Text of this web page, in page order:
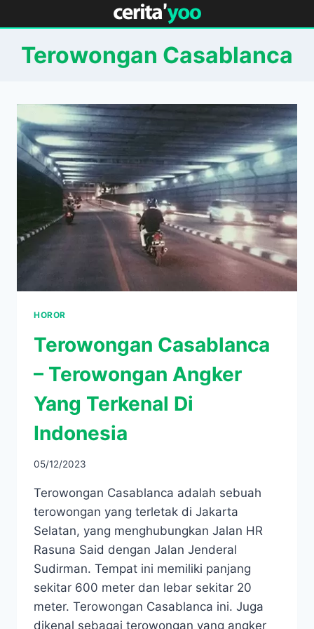
to
contentTerowongan Casablanca
HOROR
Terowongan Casablanca
– Terowongan Angker
Yang Terkenal Di
Indonesia
05/12/2023
Terowongan Casablanca adalah sebuah
terowongan yang terletak di Jakarta
Selatan, yang menghubungkan Jalan HR
Rasuna Said dengan Jalan Jenderal
Sudirman. Tempat ini memiliki panjang
sekitar 600 meter dan lebar sekitar 20
meter. Terowongan Casablanca ini. Juga
dikenal sebagai terowongan yang angker